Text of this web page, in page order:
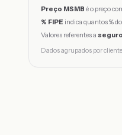
Preço MSMB é o preço
% FIPE indica quantos %
Valores referentes a
Dados agrupados por